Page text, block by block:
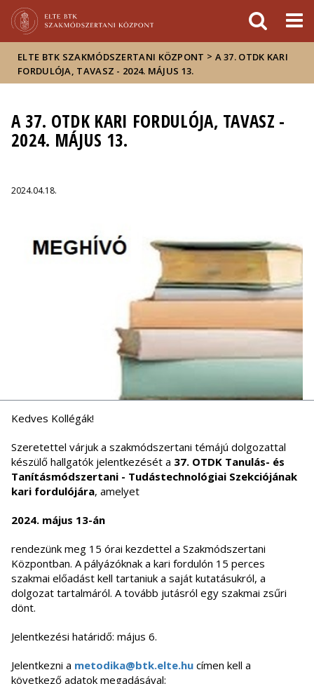
sajtóban
ELTE BTK SZAKMÓDSZERTANI KÖZPONT > A 37. OTDK KARI
FORDULÓJA, TAVASZ - 2024. MÁJUS 13.
A 37. OTDK KARI FORDULÓJA, TAVASZ -
2024. MÁJUS 13.
2024.04.18.
Kedves Kollégák!
Szeretettel várjuk a szakmódszertani témájú dolgozattal
készülő hallgatók jelentkezését a 37. OTDK Tanulás- és
Tanításmódszertani - Tudástechnológiai Szekciójának
kari fordulójára, amelyet
2024. május 13-án
rendezünk meg 15 órai kezdettel a Szakmódszertani
Központban. A pályázóknak a kari fordulón 15 perces
szakmai előadást kell tartaniuk a saját kutatásukról, a
dolgozat tartalmáról. A tovább jutásról egy szakmai zsűri
dönt.
Jelentkezési határidő: május 6.
Jelentkezni a metodika@btk.elte.hu címen kell a
következő adatok megadásával: